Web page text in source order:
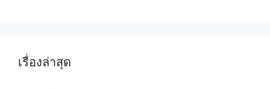
เรื่องล่าสุด